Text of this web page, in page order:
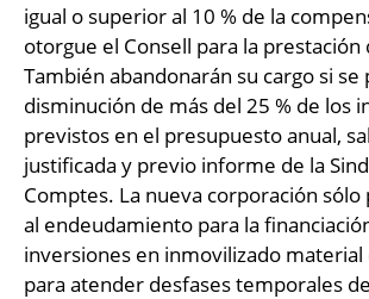
igual o superior al 10 % de la
otorgue el Consell para la prestación
También abandonarán su cargo si se
disminución de más del 25 % de los
previstos en el presupuesto anual,
justificada y previo informe de la
Comptes. La nueva corporación
al endeudamiento para la
inversiones en inmovilizado
para atender desfases temporales